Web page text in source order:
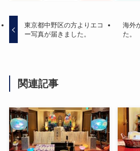
東京都中野区の方よりエコ
ー写真が届きました。
海外
た。
関連記事